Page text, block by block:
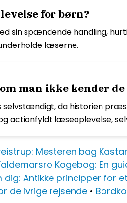
for børn?
sin spændende handling,
læserne.
man ikke kender
selvstændigt, da historien
actionfyldt læseoplevelse,
Mesteren bag
Kogebog: En
dig: Antikke principper for
de ivrige rejsende •